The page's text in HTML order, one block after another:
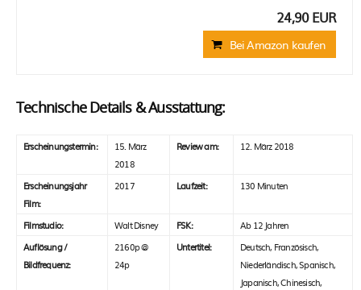
24,90 EUR
Bei Amazon kaufen
Technische Details & Ausstattung:
Erscheinungstermin:
15. März
2018
Review am: 12. März 2018
Erscheinungsjahr
Film:
2017 Laufzeit: 130 Minuten
Filmstudio: Walt Disney FSK:
Ab 12 Jahren
Auflösung /
Bildfrequenz:
2160p @
24p
Untertitel:
Deutsch, Französisch,
Niederländisch, Spanisch,
Japanisch, Chinesisch,